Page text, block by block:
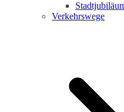
Verkehrswege